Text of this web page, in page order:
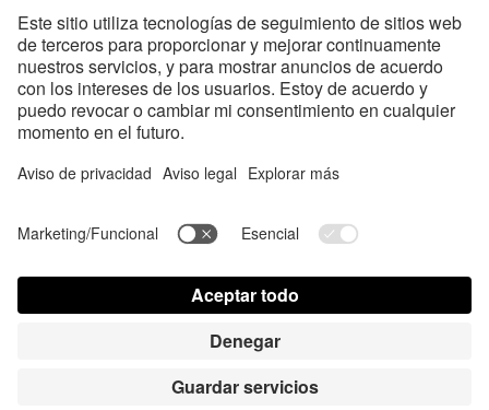
marcas por parte de Satisfyer GmbH se realiza bajo licencia.
Apple, el logotipo de Apple y Apple Watch son marcas registradas
propiedad de Apple Inc. Google Play y el logotipo de Google Play son
marcas comerciales de Google LLC.
Contact us today Configuración de cookies
Instrucciones Contacto Acceso para la prensa